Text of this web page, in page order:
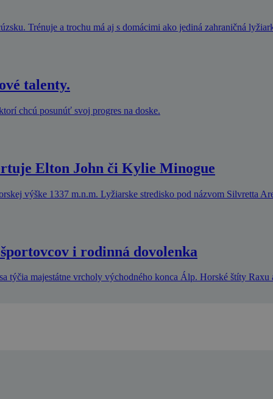
Trénuje a trochu má aj s domácimi ako jediná zahraničná
talenty.
chcú posunúť svoj progres na doske.
Elton John či Kylie Minogue
výške 1337 m.n.m. Lyžiarske stredisko pod názvom Silvretta
i rodinná dovolenka
majestátne vrcholy východného konca Álp. Horské štíty Raxu